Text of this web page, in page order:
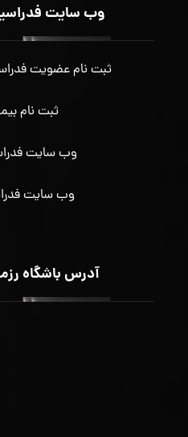
وب سایت
ثبت نام عضویت
ثبت نام
وب سایت
وب سایت
آدرس باشگاه